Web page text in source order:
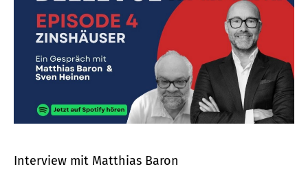
Interview mit Matthias Baron